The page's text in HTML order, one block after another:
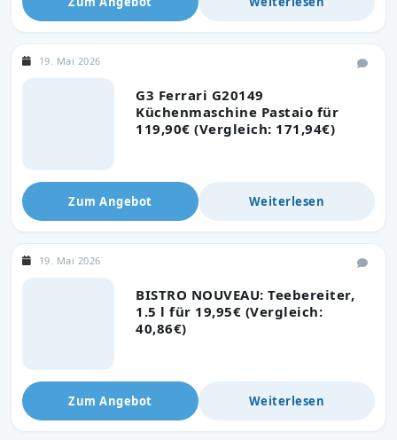
G3 Ferrari G20149
Küchenmaschine Pastaio für
119,90€ (Vergleich: 171,94€)
19. Mai 2026
Zum Angebot Weiterlesen
BISTRO NOUVEAU: Teebereiter,
1.5 l für 19,95€ (Vergleich:
40,86€)
19. Mai 2026
Zum Angebot Weiterlesen